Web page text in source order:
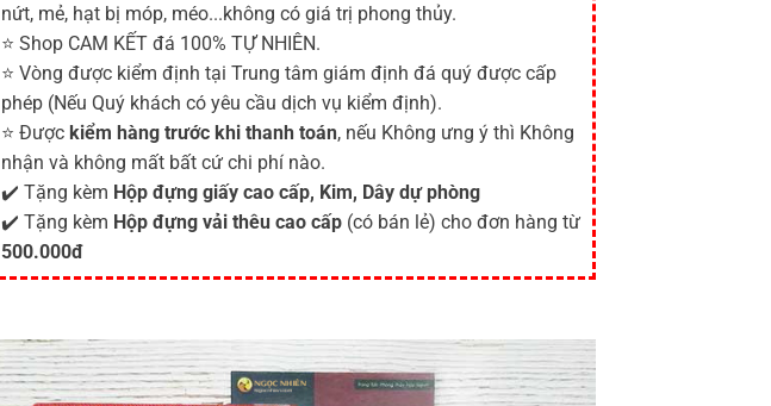
nứt, mẻ, hạt bị móp, méo...không có giá trị phong thủy.
⭐ Shop CAM KẾT đá 100% TỰ NHIÊN.
⭐ Vòng được kiểm định tại Trung tâm giám định đá quý được cấp
phép (Nếu Quý khách có yêu cầu dịch vụ kiểm định).
⭐ Được kiểm hàng trước khi thanh toán, nếu Không ưng ý thì Không
nhận và không mất bất cứ chi phí nào.
✔️ Tặng kèm Hộp đựng giấy cao cấp, Kim, Dây dự phòng
✔️ Tặng kèm Hộp đựng vải thêu cao cấp (có bán lẻ) cho đơn hàng từ
500.000đ